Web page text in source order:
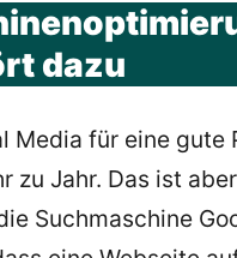
dazu
Media für eine gute
zu Jahr. Das ist
Suchmaschine